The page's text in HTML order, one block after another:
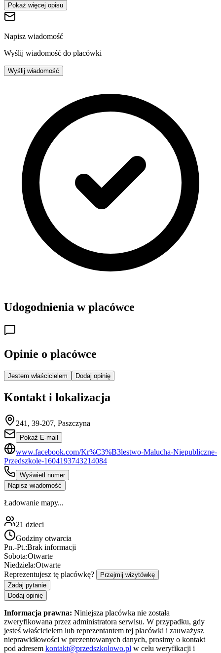
Pokaż więcej opisu
Napisz wiadomość
Wyślij wiadomość do placówki
Wyślij wiadomość
Udogodnienia w placówce
Opinie o placówce
Jestem właścicielem Dodaj opinię
Kontakt i lokalizacja
241, 39-207, Paszczyna
Pokaż E-mail
www.facebook.com/Kr%C3%B3lestwo-Malucha-Niepubliczne-
Przedszkole-1604193743214084
Wyświetl numer
Napisz wiadomość
Ładowanie mapy...
21 dzieci
Godziny otwarcia
Pn.-Pt.:Brak informacji
Sobota:Otwarte
Niedziela:Otwarte
Reprezentujesz tę placówkę?
Przejmij wizytówkę
Zadaj pytanie
Dodaj opinię
Informacja prawna: Niniejsza placówka nie została
zweryfikowana przez administratora serwisu. W przypadku, gdy
jesteś właścicielem lub reprezentantem tej placówki i zauważysz
nieprawidłowości w prezentowanych danych, prosimy o kontakt
pod adresem kontakt@przedszkolowo.pl w celu weryfikacji i